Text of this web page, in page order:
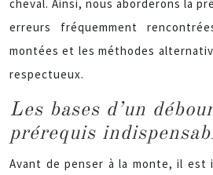
cheval. Ainsi, nous aborderons la
erreurs fréquemment
montées et les méthodes
respectueux.
Les bases d’un
prérequis
Avant de penser à la monte, il est